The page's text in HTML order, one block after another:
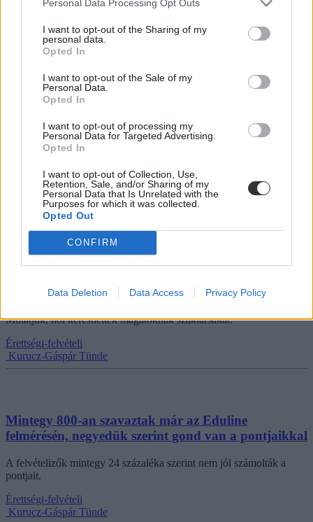
Personal Data Processing Opt Outs
I want to opt-out of the Sharing of my
personal data.
Opted In
I want to opt-out of the Sale of my
Personal Data.
Opted In
I want to opt-out of processing my
Personal Data for Targeted Advertising.
Opted In
I want to opt-out of Collection, Use,
Retention, Sale, and/or Sharing of my
Personal Data that Is Unrelated with the
Purposes for which it was collected.
Opted Out
CONFIRM
Data Deletion Data Access Privacy Policy
besorolási döntésemet?
Megkérdeztük az Oktatási Hivatalt, hogy a sok elszámolt pont miatt
a többi felvételiző besorolási döntése utólag változhat-e.
Kurucz-Gáspár Tünde
Baj, ha még nem kaptam meg a besorolási
Összegyűjtöttük a legfontosabb tudnivalókat a besorolási döntésről.
Érettségi-felvételi
Felvettek egyetemre? Itt találhatsz szaktársakat
Mutatjuk, hol kereshettek magatoknak szaktársakat.
Érettségi-felvételi
Kurucz-Gáspár Tünde
Mintegy 800-an szavaztak már az Eduline
felmérésén, negyedük szerint gond van a pontjaikkal
A felvételizők mintegy 24 százaléka szerint nem jól számolták a
pontjait.
Érettségi-felvételi
Kurucz-Gáspár Tünde